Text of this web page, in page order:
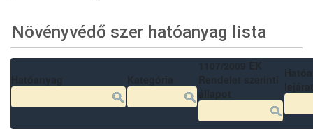
Növényvédő szer hatóanyag lista